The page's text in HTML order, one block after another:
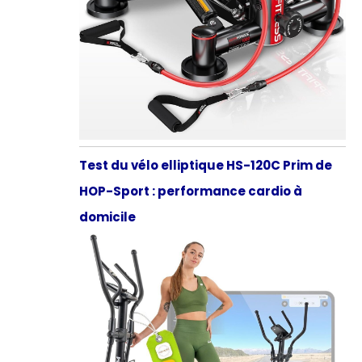
Test du vélo elliptique HS-120C Prim de
HOP-Sport : performance cardio à
domicile